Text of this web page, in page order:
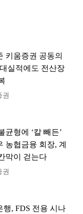
키움증권 공동의
실적에도 전산장
권
균형에 ‘칼 빼든’
농협금융 회장, 계
막이 걷는다
권
행, FDS 전용 시나